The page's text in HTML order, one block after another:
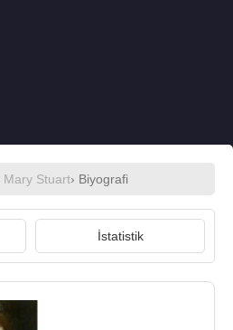
Mary Stuart› Biyografi
İstatistik